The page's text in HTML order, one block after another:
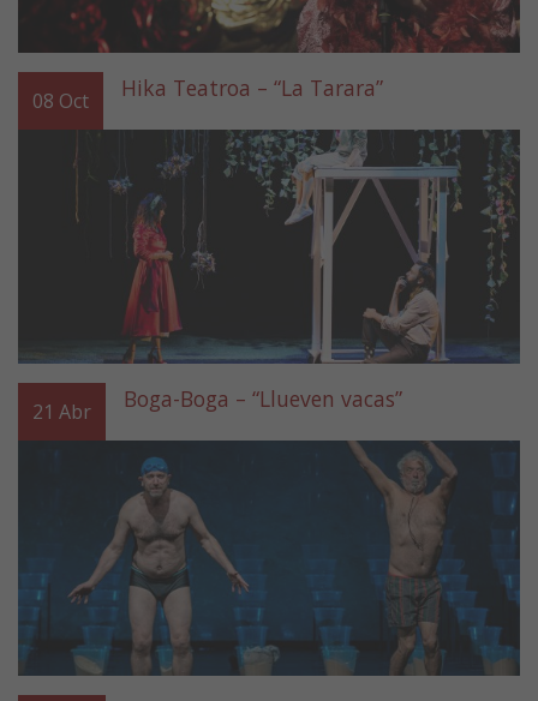
08 Oct Hika Teatroa – “La Tarara”
21 Abr Boga-Boga – “Llueven vacas”